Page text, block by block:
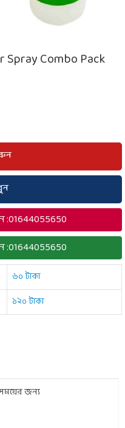
Spray Combo Pack
৬০ টাকা
১২০ টাকা
জন্য